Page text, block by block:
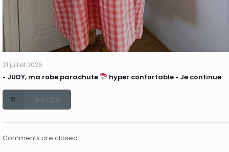
21 juillet 2026
• JUDY, ma robe parachute hyper confortable • Je continue
Lire plus
Comments are closed.